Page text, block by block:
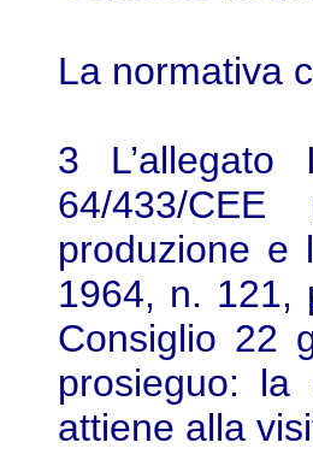
La normativa
3
64/433/
produzione e
1964, n. 121,
Consiglio 22
prosieguo: la
attiene alla